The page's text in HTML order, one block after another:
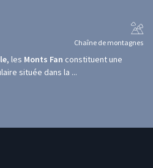
Chaîne de montagnes
, les Monts Fan constituent une
située dans la ...